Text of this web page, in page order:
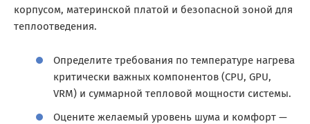
корпусом, материнской платой и безопасной зоной для
теплоотведения.
Определите требования по температуре нагрева
критически важных компонентов (CPU, GPU,
VRM) и суммарной тепловой мощности системы.
Оцените желаемый уровень шума и комфорт —